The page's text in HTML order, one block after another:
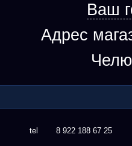
Ваш
Адрес
8 922 188 67 25